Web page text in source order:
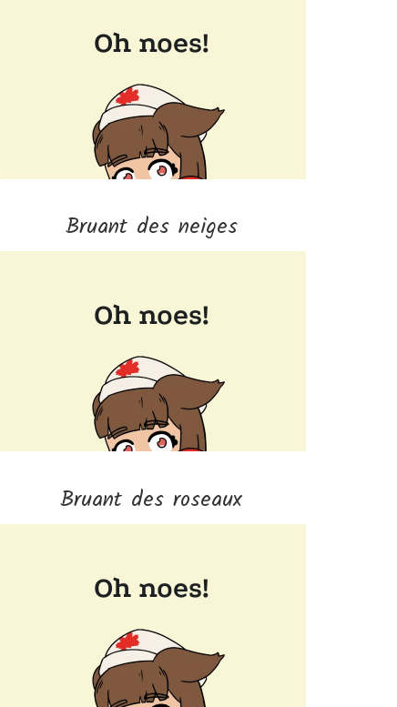
Bruant des neiges
Bruant des roseaux